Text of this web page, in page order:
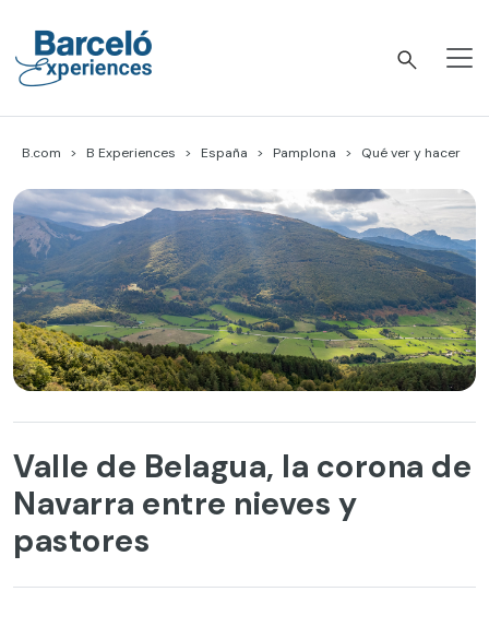
content
B.com B Experiences España Pamplona Qué ver y hacer
Valle de Belagua, la corona de
Navarra entre nieves y
pastores